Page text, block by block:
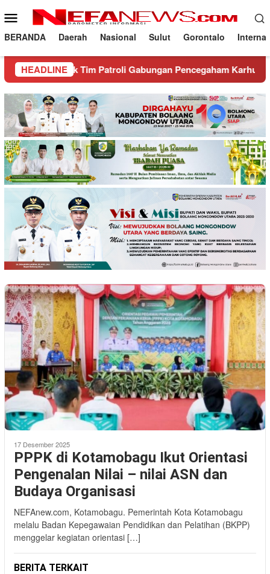
ke
konten
Menu
Mobile
BERANDA Daerah Nasional Sulut Gorontalo
HEADLINE
Bentuk Tim Patroli Gabungan Pencegaham Karhutla
17 Desember 2025
PPPK di Kotamobagu Ikut Orientasi
Pengenalan Nilai – nilai ASN dan
Budaya Organisasi
NEFAnew.com, Kotamobagu. Pemerintah Kota Kotamobagu
melalu Badan Kepegawaian Pendidikan dan Pelatihan (BKPP)
menggelar kegiatan orientasi […]
BERITA TERKAIT